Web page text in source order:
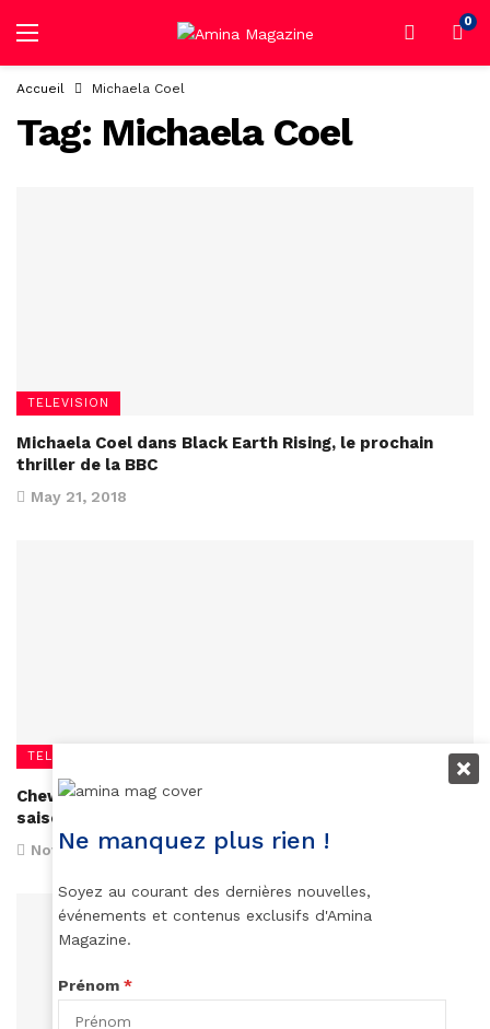
0
Accueil Michaela Coel
Tag: Michaela Coel
TELEVISION
Michaela Coel dans Black Earth Rising, le prochain
thriller de la BBC
May 21, 2018
TELEVISION
Chewing Gum aura finalement pour une troisième
saison
November 15, 2017
Ne manquez plus rien !
Soyez au courant des dernières nouvelles,
événements et contenus exclusifs d'Amina
Magazine.
Prénom *